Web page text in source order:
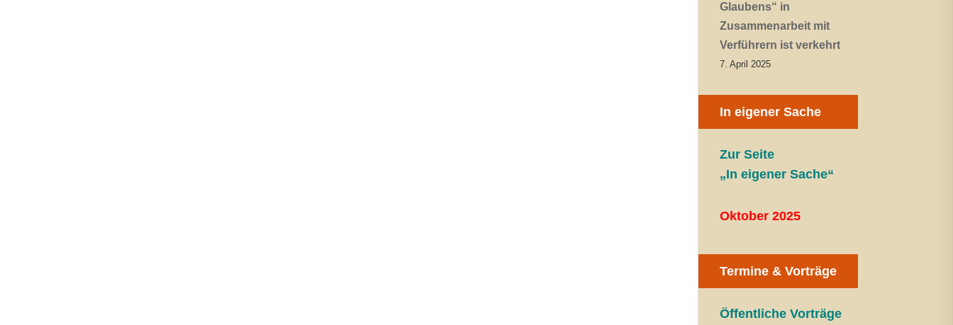
Glaubens“ in
Zusammenarbeit mit
Verführern ist verkehrt
7. April 2025
In eigener Sache
Zur Seite
„In eigener Sache“
Oktober 2025
Termine & Vorträge
Öffentliche Vorträge